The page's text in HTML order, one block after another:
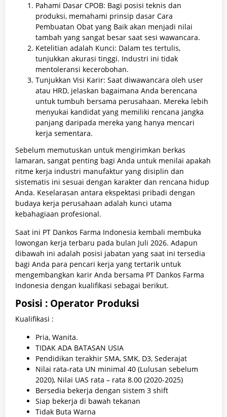
Pahami Dasar CPOB: Bagi posisi teknis dan
produksi, memahami prinsip dasar Cara
Pembuatan Obat yang Baik akan menjadi nilai
tambah yang sangat besar saat sesi wawancara.
Ketelitian adalah Kunci: Dalam tes tertulis,
tunjukkan akurasi tinggi. Industri ini tidak
mentoleransi kecerobohan.
Tunjukkan Visi Karir: Saat diwawancara oleh user
atau HRD, jelaskan bagaimana Anda berencana
untuk tumbuh bersama perusahaan. Mereka lebih
menyukai kandidat yang memiliki rencana jangka
panjang daripada mereka yang hanya mencari
kerja sementara.
Sebelum memutuskan untuk mengirimkan berkas
lamaran, sangat penting bagi Anda untuk menilai apakah
ritme kerja industri manufaktur yang disiplin dan
sistematis ini sesuai dengan karakter dan rencana hidup
Anda. Keselarasan antara ekspektasi pribadi dengan
budaya kerja perusahaan adalah kunci utama
kebahagiaan profesional.
Saat ini PT Dankos Farma Indonesia kembali membuka
lowongan kerja terbaru pada bulan Juli 2026. Adapun
dibawah ini adalah posisi jabatan yang saat ini tersedia
bagi Anda para pencari kerja yang tertarik untuk
mengembangkan karir Anda bersama PT Dankos Farma
Indonesia dengan kualifikasi sebagai berikut.
Posisi : Operator Produksi
Kualifikasi :
Pria, Wanita.
TIDAK ADA BATASAN USIA
Pendidikan terakhir SMA, SMK, D3, Sederajat
Nilai rata-rata UN minimal 40 (Lulusan sebelum
2020), Nilai UAS rata – rata 8.00 (2020-2025)
Bersedia bekerja dengan sistem 3 shift
Siap bekerja di bawah tekanan
Tidak Buta Warna